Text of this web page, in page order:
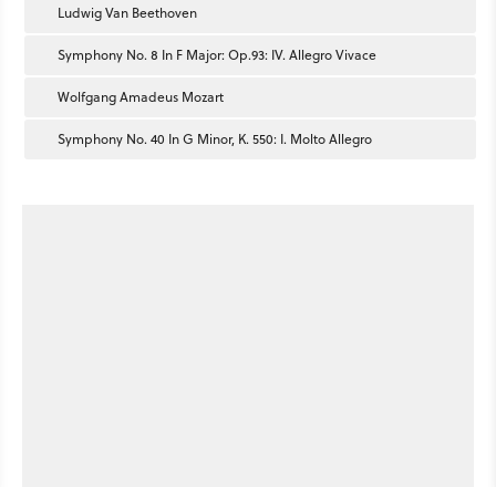
Ludwig Van Beethoven
Symphony No. 8 In F Major: Op.93: IV. Allegro Vivace
Wolfgang Amadeus Mozart
Symphony No. 40 In G Minor, K. 550: I. Molto Allegro